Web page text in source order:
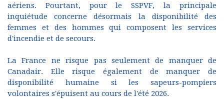
aériens. Pourtant, pour le SSPVF, la principale
inquiétude concerne désormais la disponibilité des
femmes et des hommes qui composent les services
d'incendie et de secours.
La France ne risque pas seulement de manquer de
Canadair. Elle risque également de manquer de
disponibilité humaine si les sapeurs-pompiers
volontaires s'épuisent au cours de l'été 2026.